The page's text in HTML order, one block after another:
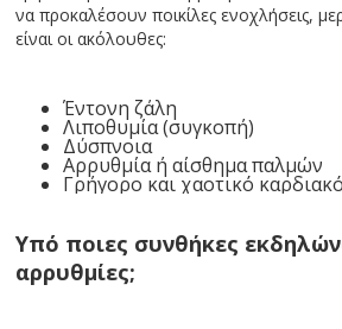
να προκαλέσουν ποικίλες ενοχλήσεις,
είναι οι ακόλουθες:
Έντονη ζάλη
Λιποθυμία (συγκοπή)
Δύσπνοια
Αρρυθμία ή αίσθημα παλμών
Γρήγορο και χαοτικό
Υπό ποιες συνθήκες
αρρυθμίες;